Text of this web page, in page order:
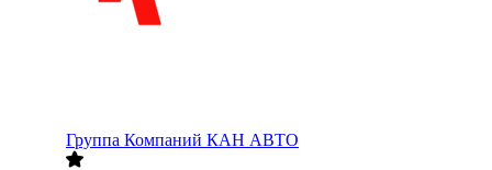
Группа Компаний КАН АВТО